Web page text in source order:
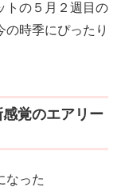
トの５月２週目の
時季にぴったり
覚のエアリー
なった